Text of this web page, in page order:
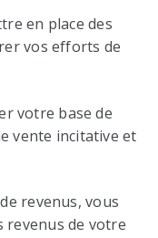
en place des
vos efforts de
votre base de
vente incitative et
revenus, vous
revenus de votre